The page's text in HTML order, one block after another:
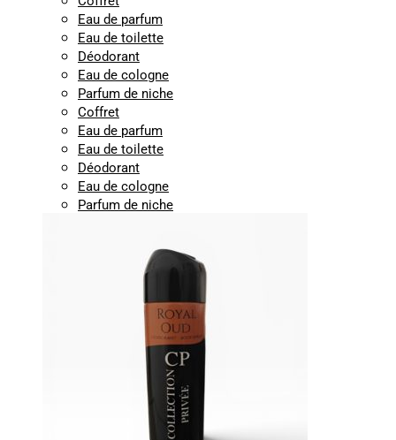
Eau de parfum
Eau de toilette
Déodorant
Eau de cologne
Parfum de niche
Coffret
Eau de parfum
Eau de toilette
Déodorant
Eau de cologne
Parfum de niche